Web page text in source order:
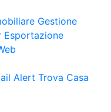
Gestione
Esportazione
Alert Trova Casa